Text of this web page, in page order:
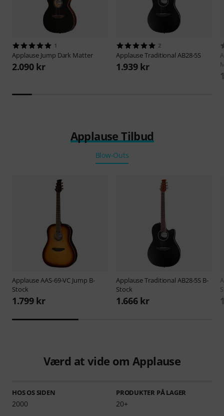
1
Applause Jump Dark Matter
2.090 kr
2
ApplauseTraditional AB28-5S
1.939 kr
Applause Tilbud
Blow-Outs
ApplauseAAS-69-VC Jump B-
Stock
1.799 kr
ApplauseTraditional AB28-5S B-
Stock
1.666 kr
Værd at vide om Applause
HOS OS SIDEN
2000
PRODUKTER PÅ LAGER
20+